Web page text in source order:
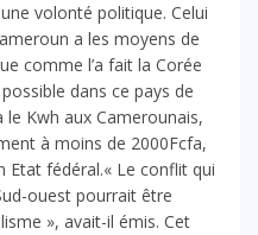
volonté politique. Celui
a les moyens de
comme l’a fait la Corée
dans ce pays de
le Kwh aux Camerounais,
à moins de 2000Fcfa,
Etat fédéral.« Le conflit qui
ouest pourrait être
», avait-il émis. Cet